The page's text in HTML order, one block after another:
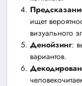
ищет
визуального
Денойзинг:
вариантов.